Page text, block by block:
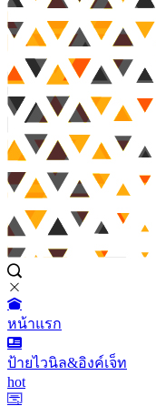
หน้าแรก
ป้ายไวนิล&อิงค์เจ็ท
hot